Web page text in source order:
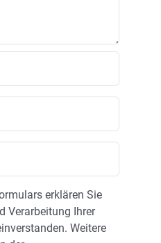
erklären Sie
Verarbeitung Ihrer
Weitere